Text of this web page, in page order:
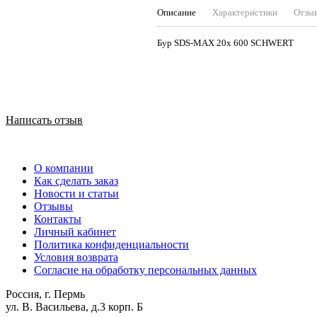
Описание Характеристики
Бур SDS-MAX 20х 600 SCHWERT
Написать отзыв
О компании
Как сделать заказ
Новости и статьи
Отзывы
Контакты
Личный кабинет
Политика конфиденциальности
Условия возврата
Согласие на обработку персональных данных
Россия, г. Пермь
ул. В. Васильева, д.3 корп. Б